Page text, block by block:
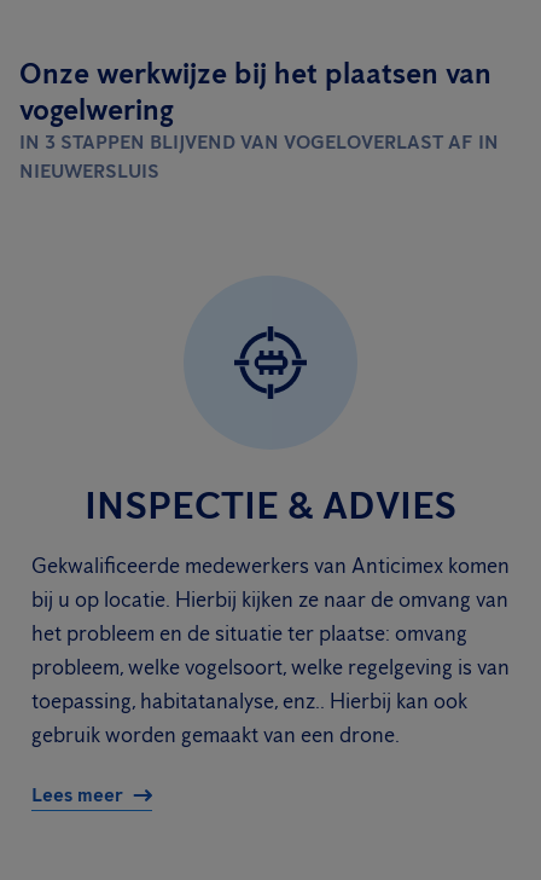
Onze werkwijze bij het plaatsen van
vogelwering
IN 3 STAPPEN BLIJVEND VAN VOGELOVERLAST AF IN
NIEUWERSLUIS
INSPECTIE & ADVIES
Gekwalificeerde medewerkers van Anticimex komen
bij u op locatie. Hierbij kijken ze naar de omvang van
het probleem en de situatie ter plaatse: omvang
probleem, welke vogelsoort, welke regelgeving is van
toepassing, habitatanalyse, enz.. Hierbij kan ook
gebruik worden gemaakt van een drone.
Lees meer